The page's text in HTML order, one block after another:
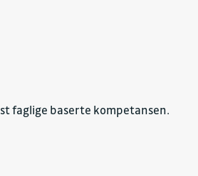
faglige baserte kompetansen.